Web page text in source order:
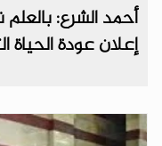
أحمد الشرع:
إعلان عودة الحياة